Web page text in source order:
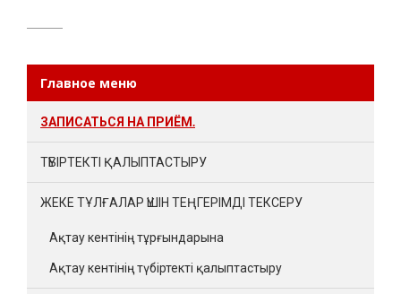
Главное меню
ЗАПИСАТЬСЯ НА ПРИЁМ.
ТҮБІРТЕКТІ ҚАЛЫПТАСТЫРУ
ЖЕКЕ ТҰЛҒАЛАР ҮШІН ТЕҢГЕРІМДІ ТЕКСЕРУ
Ақтау кентінің тұрғындарына
Ақтау кентінің түбіртекті қалыптастыру